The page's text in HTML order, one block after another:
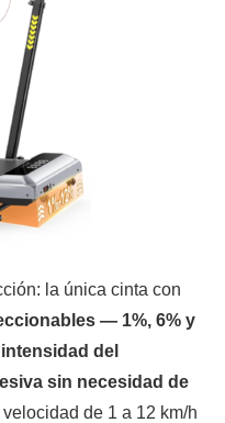
la única cinta con
— 1%, 6% y
del
sin necesidad de
velocidad de 1 a 12 km/h